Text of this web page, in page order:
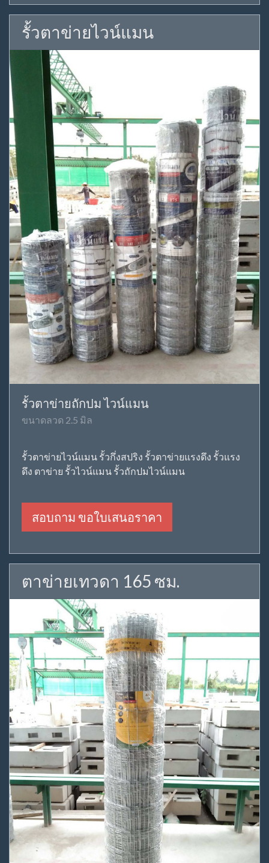
รั้วตาข่ายไวน์แมน
รั้วตาข่ายถักปม ไวน์แมน
ขนาดลวด 2.5 มิล
รั้วตาข่ายไวน์แมน รั้วกึ่งสปริง รั้วตาข่ายแรงดึง รั้วแรง
ดึง ตาข่าย รั้วไวน์แมน รั้วถักปมไวน์แมน
สอบถาม ขอใบเสนอราคา
ตาข่ายเทวดา 165 ซม.